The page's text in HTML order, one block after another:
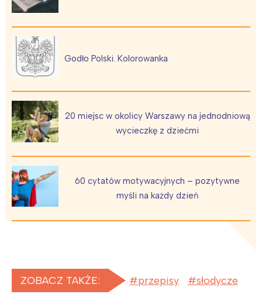
Godło Polski. Kolorowanka
20 miejsc w okolicy Warszawy na jednodniową
wycieczkę z dziećmi
60 cytatów motywacyjnych – pozytywne
myśli na każdy dzień
ZOBACZ TAKŻE: przepisy słodycze